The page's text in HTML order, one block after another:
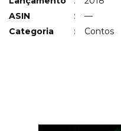
ASIN
:
—
Categoria
: Contos